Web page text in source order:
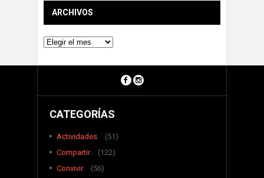
ARCHIVOS
Archivos
CATEGORÍAS
Actividades
(51)
Compartir
(122)
Convivir
(56)